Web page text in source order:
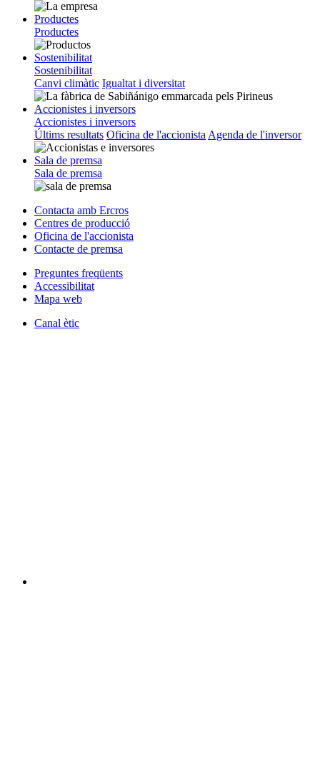
Productes
Productes
Sostenibilitat
Sostenibilitat
Canvi climàtic Igualtat i diversitat
Accionistes i inversors
Accionistes i inversors
Últims resultats Oficina de l'accionista Agenda de l'inversor
Sala de premsa
Sala de premsa
Contacta amb Ercros
Centres de producció
Oficina de l'accionista
Contacte de premsa
Preguntes freqüents
Accessibilitat
Mapa web
Canal ètic